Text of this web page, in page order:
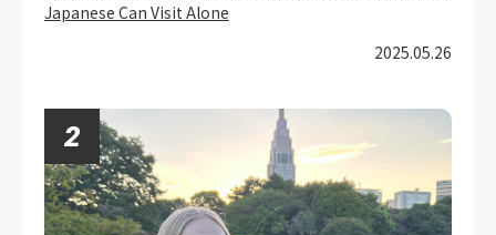
Japanese Can Visit Alone
2025.05.26